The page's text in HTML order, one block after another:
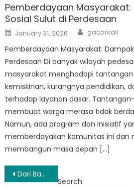
Pemberdayaan
Sosial Sulut di Perdesaan
Posted
on
January 31, 2026 Author
gacorkali
Pemberdayaan Masyarakat:
Perdesaan Di banyak wilayah
masyarakat menghadapi tantangan
kemiskinan, kurangnya pendidikan,
terhadap layanan dasar.
membuat warga merasa tidak
Namun, ada program dan inisiatif
memberdayakan komunitas ini dan
membangun masa depan […]
Post
Dari Bantuan Menjadi Pemberdayaan: Evolusi Bantuan Sosial di Sulawesi Utara
Search